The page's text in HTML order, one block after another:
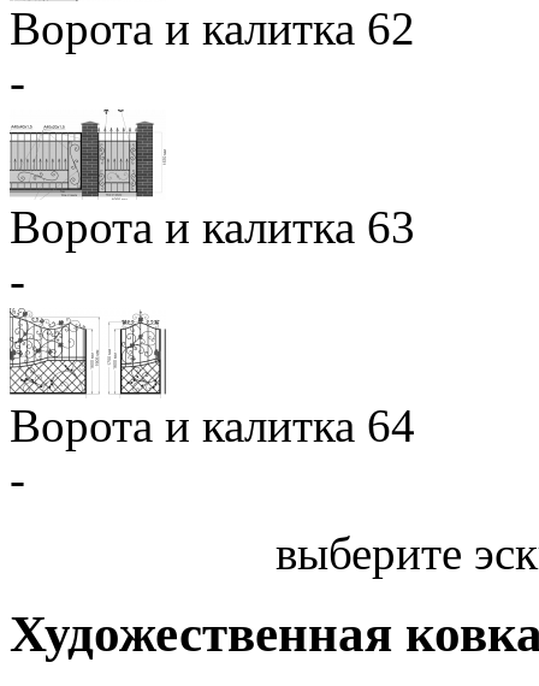
Ворота и калитка 62
-
Ворота и калитка 63
-
Ворота и калитка 64
-
выберите
Художественная